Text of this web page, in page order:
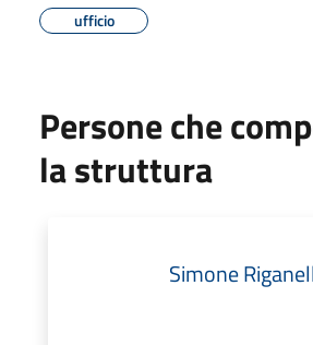
ufficio
Persone che
la struttura
Simone